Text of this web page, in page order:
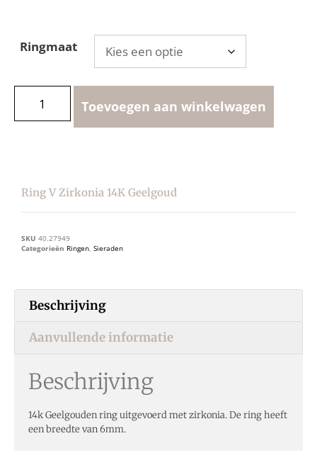
Ringmaat
Toevoegen aan winkelwagen
Ring V Zirkonia 14K Geelgoud
SKU 40.27949
Categorieën Ringen, Sieraden
Beschrijving
Aanvullende informatie
Beschrijving
14k Geelgouden ring uitgevoerd met zirkonia. De ring heeft
een breedte van 6mm.